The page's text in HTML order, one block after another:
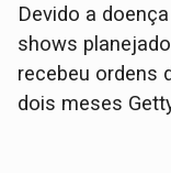
Devido a
shows
recebeu ordens
dois meses